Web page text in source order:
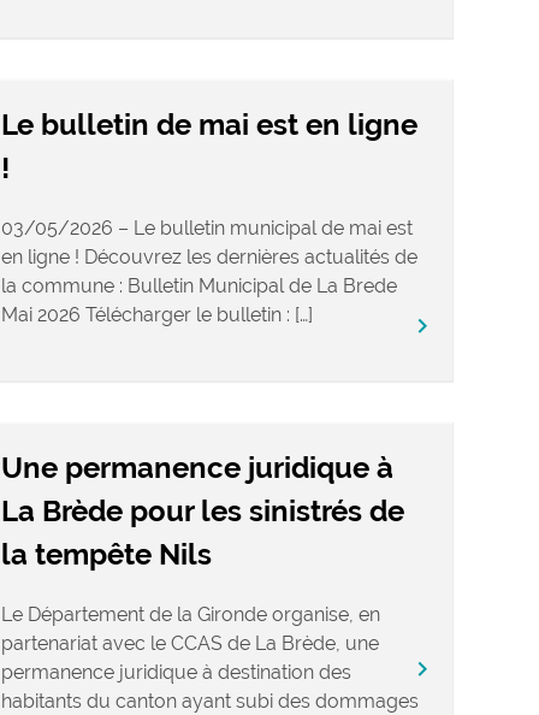
Le bulletin de mai est en ligne
!
03/05/2026 – Le bulletin municipal de mai est
en ligne ! Découvrez les dernières actualités de
la commune : Bulletin Municipal de La Brede
Mai 2026 Télécharger le bulletin : […]
keyboard_arrow_right
Une permanence juridique à
La Brède pour les sinistrés de
la tempête Nils
Le Département de la Gironde organise, en
partenariat avec le CCAS de La Brède, une
permanence juridique à destination des
habitants du canton ayant subi des dommages
keyboard_arrow_right